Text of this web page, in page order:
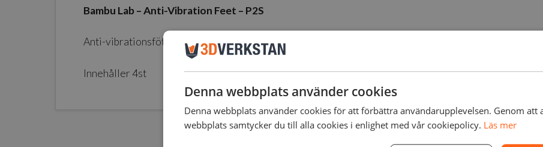
Bambu Lab – Anti-Vibration Feet – P2S
Anti-vibrationsfötter för Bambu Lab P2S för reducering av vibrationer under utskriftsprocessen
Innehåller 4st
Denna webbplats använder cookies
Denna webbplats använder cookies för att förbättra användarupplevelsen. Genom att
webbplats samtycker du till alla cookies i enlighet med vår cookiepolicy. Läs mer